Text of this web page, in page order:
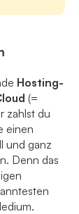
Hosting-
(=
zahlst du
einen
und ganz
Denn das